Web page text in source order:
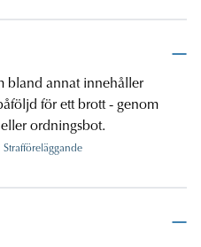
bland annat innehåller
för ett brott - genom
ordningsbot.
Strafföreläggande